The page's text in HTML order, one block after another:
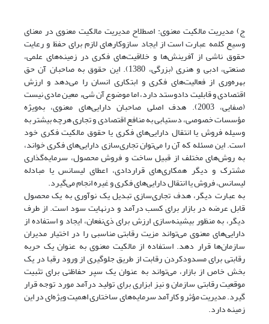
ج) مدیریت مالکیت معنوی: اصطلاح مدیریت مالکیت معنوی در معنای
وسیع کلمه عبارت است از ایجاد سازوکارهای لازم برای حفظ و رعایت
حقوق ناشی از آفرینش‌ها و خلاقیت‌های فکری در زمینه‌های علمی،
صنعتی، ادبی و هنری (بزرگی، 1380). این حقوق به صاحبان آن حق
بهره‌وری از فعالیت‌های فکری و ابتکاری انسان را می‌دهد و ارزش
اقتصادی و قابلیت دادوستد دارد، اما موضوع آن شیء معین مادی نیست
(صفایی، 2003). هدف اصلی صاحبان دارایی‌های معنوی، به‌ویژه
مؤسسات خصوصی، دستیابی به منافع اقتصادی و تجاری هرچه بیشتر به
وسیله فروش یا انتقال دارایی‌های فکری یا حقوق مالکیت فکری خود
است. این مسئله که آن را می‌توان تجاری‌سازی دارایی‌های فکری خواند،
به روش‌های مختلف از قبیل ساخت و فروش محصول، سرمایه‌گذاری
مشترک و دیگر همکاری‌های قراردادی، اعطای لیسانس یا مبادله
لیسانس، فروش یا انتقال دارایی‌های فکری و غیره انجام می‌گیرد.
به عبارت دیگر، هدف تجاری‌سازی تبدیل یک نوآوری به یک محصول
قابل عرضه در بازار برای کسب درآمد و درنهایت سود است. از طرف
دیگر، به منظور بیشینه‌سازی ارزش برای ذی‌نفعان، ایجاد و استفاده از
دارایی‌های معنوی می‌تواند مزیت رقابتی مناسبی را در اختیار مدیران
سازمان‌ها قرار دهد. استفاده از مالکیت معنوی به عنوان یک حربه
رقابتی برای مسدود‌کردن رقابت از طریق جلوگیری از ورود رقبا در یک
بخش خاص از بازار، می‌تواند به عنوان یک سپر حفاظتی برای تثبیت
موقعیت رقابتی سازمان و نیز ابزاری برای تولید درآمد مورد توجه قرار
گیرد. مدیریت مؤثر و کارآمد سرمایه‌های ساختاری اهمیت ویژه‌ای در این
زمینه دارد.